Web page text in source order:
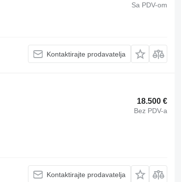
Sa PDV-om
Kontaktirajte prodavatelja
18.500 €
Bez PDV-a
Kontaktirajte prodavatelja